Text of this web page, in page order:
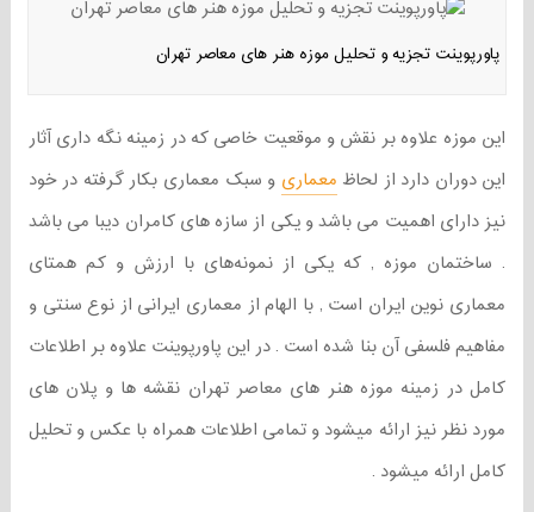
پاورپوینت تجزیه و تحلیل موزه هنر های معاصر تهران
این موزه علاوه بر نقش و موقعیت خاصی که در زمینه نگه داری آثار
این دوران دارد از لحاظ معماری و سبک معماری بکار گرفته در خود
نیز دارای اهمیت می باشد و یکی از سازه های کامران دیبا می باشد
. ساختمان موزه , که یکی از نمونه‌های با ارزش و کم همتای
معماری نوین ایران است‌ , با الهام از معماری ایرانی از نوع سنتی و
مفاهیم فلسفی آن بنا شده است . در این پاورپوینت علاوه بر اطلاعات
کامل در زمینه موزه هنر های معاصر تهران نقشه ها و پلان های
مورد نظر نیز ارائه میشود و تمامی اطلاعات همراه با عکس و تحلیل
کامل ارائه میشود .